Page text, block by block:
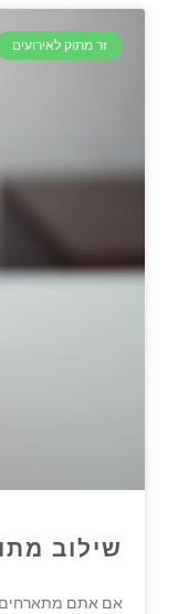
זר מתוק לאירועים
שילוב
אם אתם מתארחים